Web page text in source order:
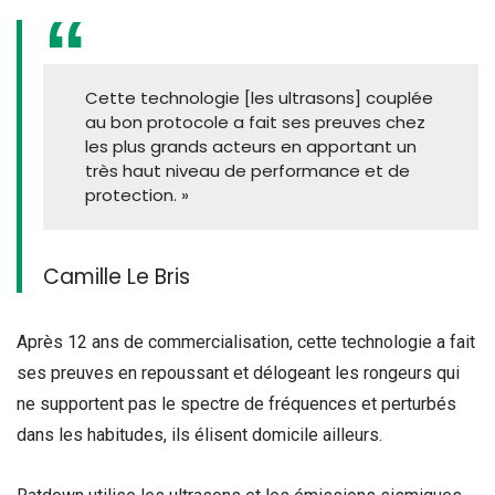
Cette technologie [les ultrasons] couplée
au bon protocole a fait ses preuves chez
les plus grands acteurs en apportant un
très haut niveau de performance et de
protection. »
Camille Le Bris
Après 12 ans de commercialisation, cette technologie a fait
ses preuves en repoussant et délogeant les rongeurs qui
ne supportent pas le spectre de fréquences et perturbés
dans les habitudes, ils élisent domicile ailleurs.